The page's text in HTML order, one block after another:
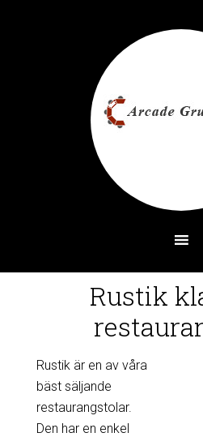
Rustik
Rustik är en av våra
bäst säljande
restaurangstolar.
Den har en enkel